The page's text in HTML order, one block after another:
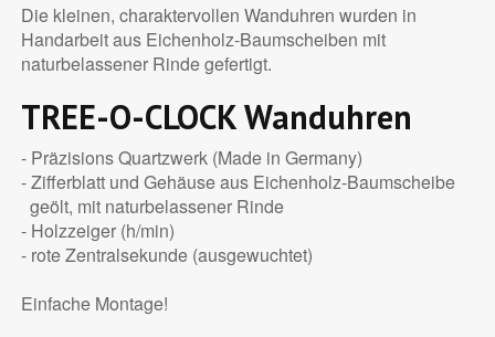
Die kleinen, charaktervollen Wanduhren wurden in
Handarbeit aus Eichenholz-Baumscheiben mit
naturbelassener Rinde gefertigt.
TREE-O-CLOCK Wanduhren
- Präzisions Quartzwerk (Made in Germany)
- Zifferblatt und Gehäuse aus Eichenholz-Baumscheibe
geölt, mit naturbelassener Rinde
- Holzzeiger (h/min)
- rote Zentralsekunde (ausgewuchtet)
Einfache Montage!